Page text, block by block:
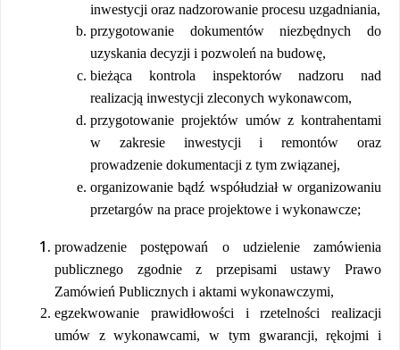
inwestycji oraz nadzorowanie procesu uzgadniania,
przygotowanie dokumentów niezbędnych do
uzyskania decyzji i pozwoleń na budowę,
bieżąca kontrola inspektorów nadzoru nad
realizacją inwestycji zleconych wykonawcom,
przygotowanie projektów umów z kontrahentami
w zakresie inwestycji i remontów oraz
prowadzenie dokumentacji z tym związanej,
organizowanie bądź współudział w organizowaniu
przetargów na prace projektowe i wykonawcze;
prowadzenie postępowań o udzielenie zamówienia
publicznego zgodnie z przepisami ustawy Prawo
Zamówień Publicznych i aktami wykonawczymi,
egzekwowanie prawidłowości i rzetelności realizacji
umów z wykonawcami, w tym gwarancji, rękojmi i